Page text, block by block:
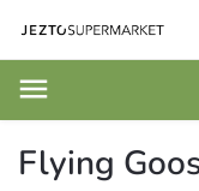
Flying